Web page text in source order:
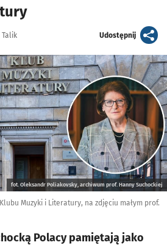
Udostępnijartykuł
fot. Oleksandr Poliakovsky, archiwum prof. Hanny Suchockiej
Muzyki i Literatury, na zdjęciu małym prof.
Polacy pamiętają jako